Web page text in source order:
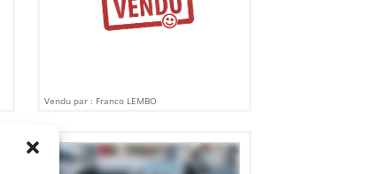
Vendu par : Franco LEMBO